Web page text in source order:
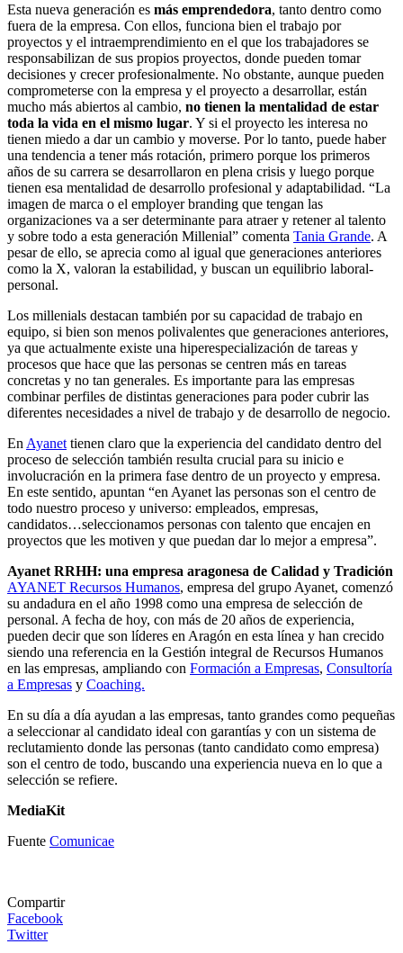
Esta nueva generación es más emprendedora, tanto dentro como
fuera de la empresa. Con ellos, funciona bien el trabajo por
proyectos y el intraemprendimiento en el que los trabajadores se
responsabilizan de sus propios proyectos, donde pueden tomar
decisiones y crecer profesionalmente. No obstante, aunque pueden
comprometerse con la empresa y el proyecto a desarrollar, están
mucho más abiertos al cambio, no tienen la mentalidad de estar
toda la vida en el mismo lugar. Y si el proyecto les interesa no
tienen miedo a dar un cambio y moverse. Por lo tanto, puede haber
una tendencia a tener más rotación, primero porque los primeros
años de su carrera se desarrollaron en plena crisis y luego porque
tienen esa mentalidad de desarrollo profesional y adaptabilidad. “La
imagen de marca o el employer branding que tengan las
organizaciones va a ser determinante para atraer y retener al talento
y sobre todo a esta generación Millenial” comenta Tania Grande. A
pesar de ello, se aprecia como al igual que generaciones anteriores
como la X, valoran la estabilidad, y buscan un equilibrio laboral-
personal.
Los millenials destacan también por su capacidad de trabajo en
equipo, si bien son menos polivalentes que generaciones anteriores,
ya que actualmente existe una hiperespecialización de tareas y
procesos que hace que las personas se centren más en tareas
concretas y no tan generales. Es importante para las empresas
combinar perfiles de distintas generaciones para poder cubrir las
diferentes necesidades a nivel de trabajo y de desarrollo de negocio.
En Ayanet tienen claro que la experiencia del candidato dentro del
proceso de selección también resulta crucial para su inicio e
involucración en la primera fase dentro de un proyecto y empresa.
En este sentido, apuntan “en Ayanet las personas son el centro de
todo nuestro proceso y universo: empleados, empresas,
candidatos…seleccionamos personas con talento que encajen en
proyectos que les motiven y que puedan dar lo mejor a empresa”.
Ayanet RRHH: una empresa aragonesa de Calidad y Tradición
AYANET Recursos Humanos, empresa del grupo Ayanet, comenzó
su andadura en el año 1998 como una empresa de selección de
personal. A fecha de hoy, con más de 20 años de experiencia,
pueden decir que son líderes en Aragón en esta línea y han crecido
siendo una referencia en la Gestión integral de Recursos Humanos
en las empresas, ampliando con Formación a Empresas, Consultoría
a Empresas y Coaching.
En su día a día ayudan a las empresas, tanto grandes como pequeñas
a seleccionar al candidato ideal con garantías y con un sistema de
reclutamiento donde las personas (tanto candidato como empresa)
son el centro de todo, buscando una experiencia nueva en lo que a
selección se refiere.
MediaKit
Fuente Comunicae
Compartir
Facebook
Twitter